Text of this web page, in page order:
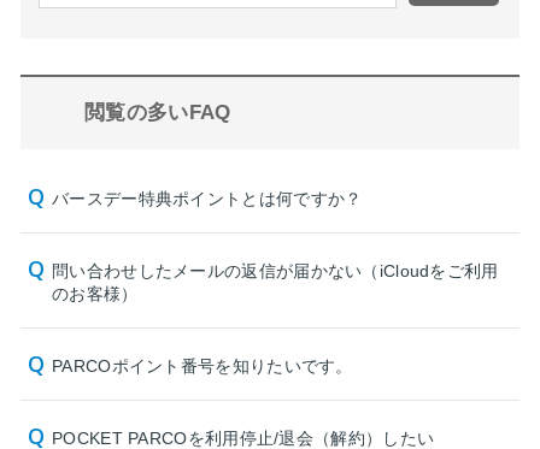
閲覧の多いFAQ
バースデー特典ポイントとは何ですか？
問い合わせしたメールの返信が届かない（iCloudをご利用
のお客様）
PARCOポイント番号を知りたいです。
POCKET PARCOを利用停止/退会（解約）したい